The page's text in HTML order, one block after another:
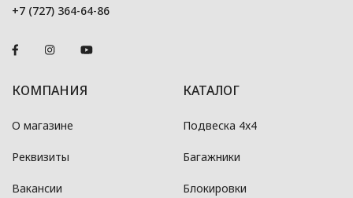
+7 (727) 364-64-86
КОМПАНИЯ
О магазине
Реквизиты
Вакансии
КАТАЛОГ
Подвеска 4x4
Багажники
Блокировки